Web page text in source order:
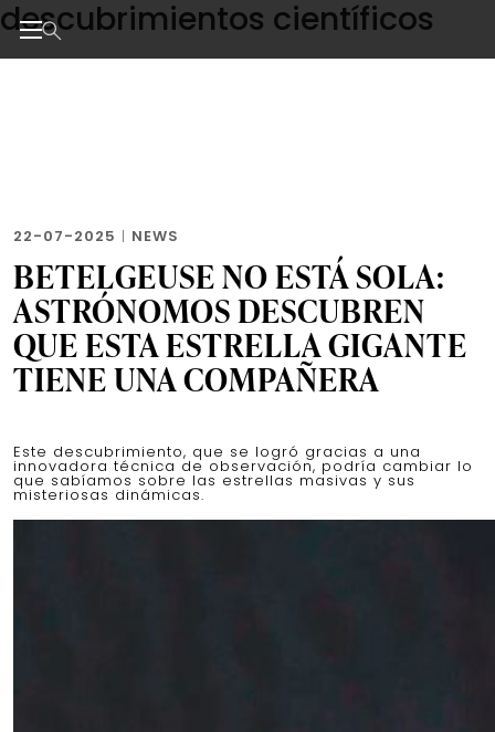
Skip
to
the
descubrimientos científicos
22-07-2025 | NEWS
BETELGEUSE NO ESTÁ SOLA:
ASTRÓNOMOS DESCUBREN
QUE ESTA ESTRELLA GIGANTE
TIENE UNA COMPAÑERA
Este descubrimiento, que se logró gracias a una
innovadora técnica de observación, podría cambiar lo
que sabíamos sobre las estrellas masivas y sus
misteriosas dinámicas.